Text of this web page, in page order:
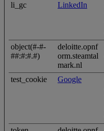
li_gc LinkedIn
object(#-#-
##:#:#.#)
deloitte.opnf
orm.steamtal
mark.nl
test_cookie Google